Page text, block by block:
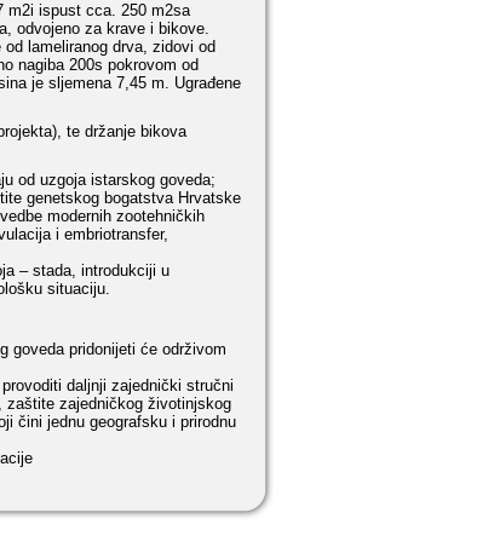
m2i ispust cca. 250 m2sa
odvojeno za krave i bikove.
lameliranog drva, zidovi od
nagiba 200s pokrovom od
je sljemena 7,45 m. Ugrađene
te držanje bikova
od uzgoja istarskog goveda;
genetskog bogatstva Hrvatske
modernih zootehničkih
i embriotransfer,
– stada, introdukciji u
situaciju.
goveda pridonijeti će održivom
daljnji zajednički stručni
zaštite zajedničkog životinjskog
čini jednu geografsku i prirodnu